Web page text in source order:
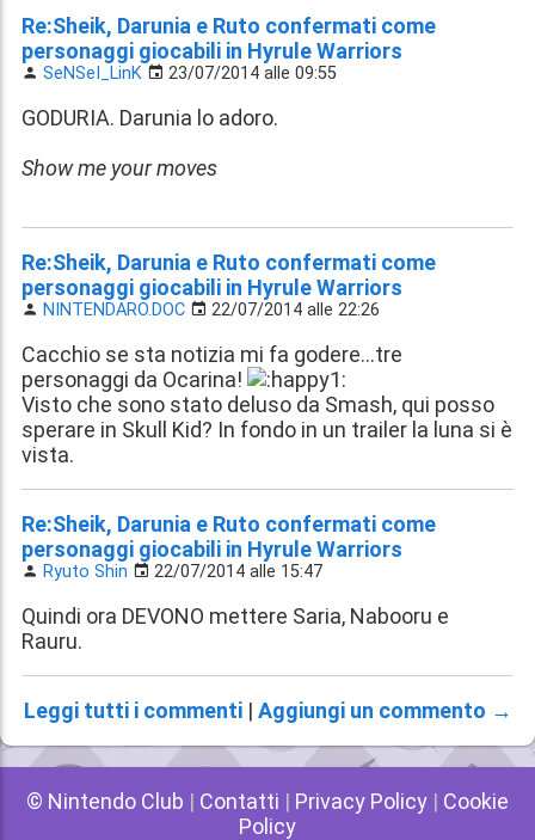
Re:Sheik, Darunia e Ruto confermati come
personaggi giocabili in Hyrule Warriors
SeNSeI_LinK 23/07/2014 alle 09:55
GODURIA. Darunia lo adoro.
Show me your moves
Re:Sheik, Darunia e Ruto confermati come
personaggi giocabili in Hyrule Warriors
NINTENDARO.DOC 22/07/2014 alle 22:26
Cacchio se sta notizia mi fa godere...tre
personaggi da Ocarina!
Visto che sono stato deluso da Smash, qui posso
sperare in Skull Kid? In fondo in un trailer la luna si è
vista.
Re:Sheik, Darunia e Ruto confermati come
personaggi giocabili in Hyrule Warriors
Ryuto Shin 22/07/2014 alle 15:47
Quindi ora DEVONO mettere Saria, Nabooru e
Rauru.
Leggi tutti i commenti| Aggiungi un commento →
© Nintendo Club | Contatti | Privacy Policy | Cookie
Policy